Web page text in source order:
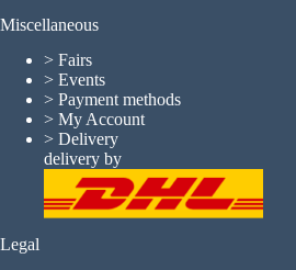
Miscellaneous
> Fairs
> Events
> Payment methods
> My Account
> Delivery
delivery by
Legal